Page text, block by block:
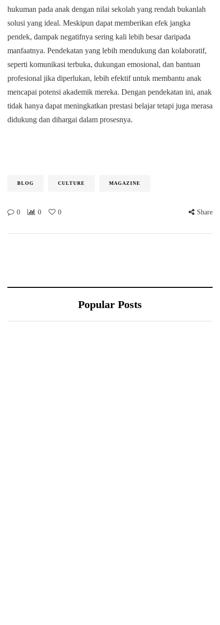
hukuman pada anak dengan nilai sekolah yang rendah bukanlah
solusi yang ideal. Meskipun dapat memberikan efek jangka
pendek, dampak negatifnya sering kali lebih besar daripada
manfaatnya. Pendekatan yang lebih mendukung dan kolaboratif,
seperti komunikasi terbuka, dukungan emosional, dan bantuan
profesional jika diperlukan, lebih efektif untuk membantu anak
mencapai potensi akademik mereka. Dengan pendekatan ini, anak
tidak hanya dapat meningkatkan prestasi belajar tetapi juga merasa
didukung dan dihargai dalam prosesnya.
BLOG CULTURE MAGAZINE
0 0 0 Share
Popular Posts